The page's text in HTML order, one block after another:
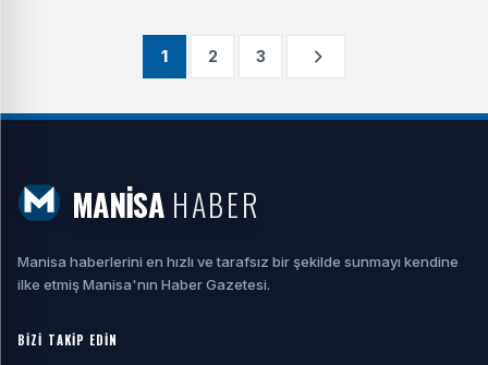
1 2 3
MANİSA HABER
Manisa haberlerini en hızlı ve tarafsız bir şekilde sunmayı kendine
ilke etmiş Manisa'nın Haber Gazetesi.
BİZİ TAKİP EDİN